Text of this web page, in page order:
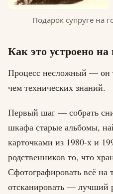
Подарок супруге на
Как это устроено
Процесс несложный — он
чем технических знаний.
Первый шаг — собрать
шкафа старые альбомы,
карточками из 1980-х и
родственников то, что
Сфотографировать всё на
отсканировать — лучший